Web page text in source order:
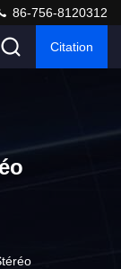
86-756-8120312
Citation